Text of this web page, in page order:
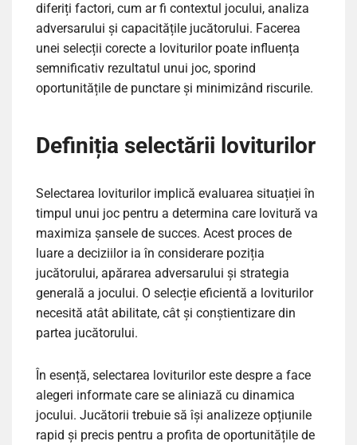
diferiți factori, cum ar fi contextul jocului, analiza
adversarului și capacitățile jucătorului. Facerea
unei selecții corecte a loviturilor poate influența
semnificativ rezultatul unui joc, sporind
oportunitățile de punctare și minimizând riscurile.
Definiția selectării loviturilor
Selectarea loviturilor implică evaluarea situației în
timpul unui joc pentru a determina care lovitură va
maximiza șansele de succes. Acest proces de
luare a deciziilor ia în considerare poziția
jucătorului, apărarea adversarului și strategia
generală a jocului. O selecție eficientă a loviturilor
necesită atât abilitate, cât și conștientizare din
partea jucătorului.
În esență, selectarea loviturilor este despre a face
alegeri informate care se aliniază cu dinamica
jocului. Jucătorii trebuie să își analizeze opțiunile
rapid și precis pentru a profita de oportunitățile de